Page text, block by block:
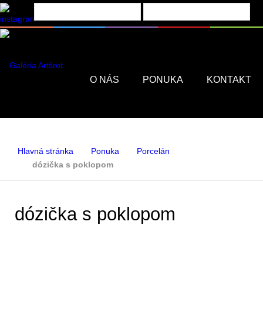
O NÁS PONUKA KONTAKT
Hlavná stránka Ponuka
Porcelán
dózička s poklopom
dózička s poklopom